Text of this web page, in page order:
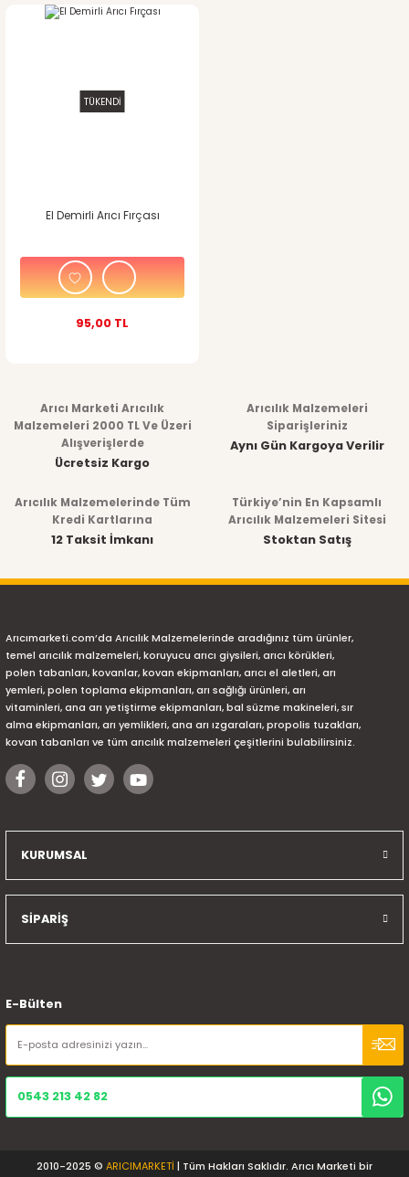
TÜKENDİ
El Demirli Arıcı Fırçası
95,00 TL
Arıcı Marketi Arıcılık
Malzemeleri 2000 TL Ve Üzeri
Alışverişlerde
Ücretsiz Kargo
Arıcılık Malzemeleri
Siparişleriniz
Aynı Gün Kargoya Verilir
Arıcılık Malzemelerinde Tüm
Kredi Kartlarına
12 Taksit İmkanı
Türkiye’nin En Kapsamlı
Arıcılık Malzemeleri Sitesi
Stoktan Satış
Arıcımarketi.com’da Arıcılık Malzemelerinde aradığınız tüm ürünler,
temel arıcılık malzemeleri, koruyucu arıcı giysileri, arıcı körükleri,
polen tabanları, kovanlar, kovan ekipmanları, arıcı el aletleri, arı
yemleri, polen toplama ekipmanları, arı sağlığı ürünleri, arı
vitaminleri, ana arı yetiştirme ekipmanları, bal süzme makineleri, sır
alma ekipmanları, arı yemlikleri, ana arı ızgaraları, propolis tuzakları,
kovan tabanları ve tüm arıcılık malzemeleri çeşitlerini bulabilirsiniz.
KURUMSAL
SİPARİŞ
E-Bülten
0543 213 42 82
2010-2025 © ARICIMARKETİ | Tüm Hakları Saklıdır. Arıcı Marketi bir